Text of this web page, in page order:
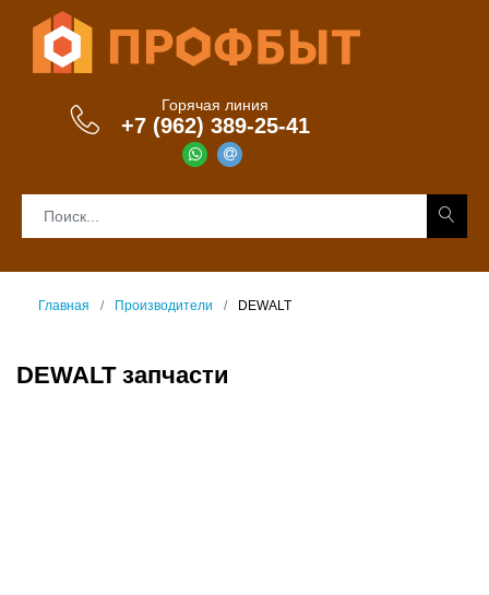
Горячая линия
+7 (962) 389-25-41
Главная Производители DEWALT
DEWALT запчасти